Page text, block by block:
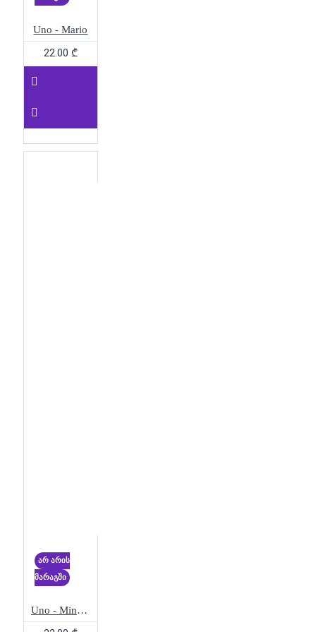
Uno - Mario
22.00 ₾
არ არის
მარაგში
Uno - Minecraft